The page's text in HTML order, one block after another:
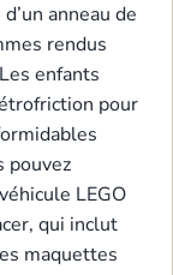
anneau de
rendus
enfants
pour
pouvez
LEGO
qui inclut
maquettes